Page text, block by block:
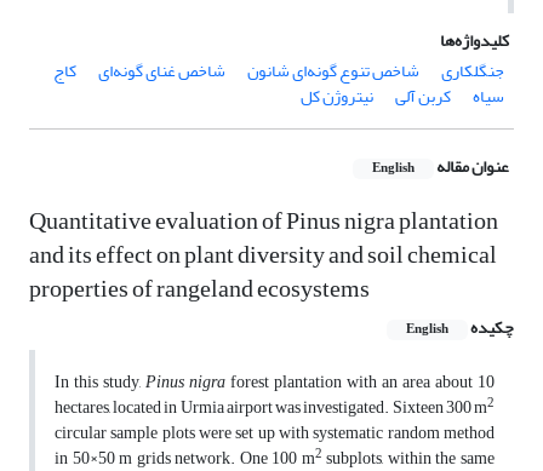
کلیدواژه‌ها
جنگلکاری
شاخص تنوع گونه‌ای شانون شاخص غنای گونه‌ای کاج
سیاه کربن آلی نیتروژن کل
عنوان مقاله English
Quantitative evaluation of Pinus nigra plantation
and its effect on plant diversity and soil chemical
properties of rangeland ecosystems
چکیده English
In this study,Pinus nigraforest plantation with an area about 10
hectares, located in Urmia airport was investigated. Sixteen 300 m2
circular sample plots were set up with systematic random method
in 50×50 m grids network. One 100 m2 subplots, within the same